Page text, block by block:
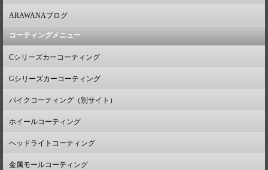
ARAWANAブログ
コーティングメニュー
Cシリーズカーコーティング
Gシリーズカーコーティング
バイクコーティング（別サイト）
ホイールコーティング
ヘッドライトコーティング
金属モールコーティング